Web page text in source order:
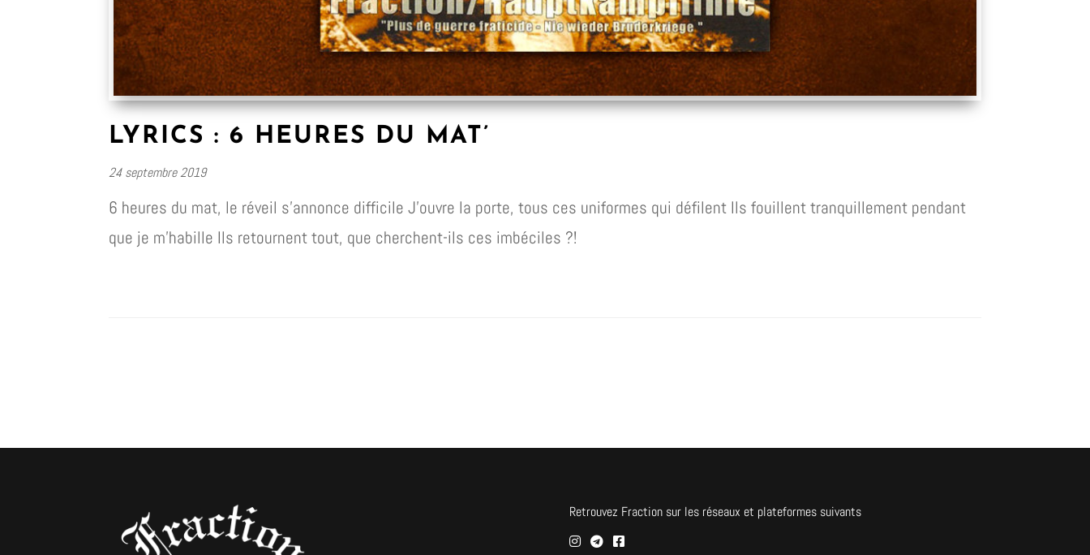
LYRICS : 6 HEURES DU MAT’
24 septembre 2019
6 heures du mat, le réveil s’annonce difficile J’ouvre la porte, tous ces uniformes qui défilent Ils fouillent tranquillement pendant
que je m’habille Ils retournent tout, que cherchent-ils ces imbéciles ?!
Retrouvez Fraction sur les réseaux et plateformes suivants